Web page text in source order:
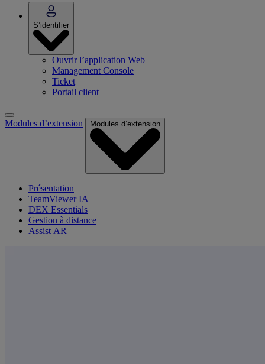
S’identifier
Ouvrir l’application Web
Management Console
Ticket
Portail client
Modules d’extension Modules d’extension
Présentation
TeamViewer IA
DEX Essentials
Gestion à distance
Assist AR